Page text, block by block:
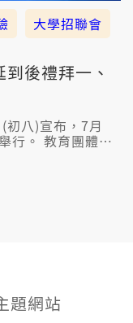
大學招聯會
後禮拜一、
初八)宣布，7月
行。 教育團體表
配套措施。
題網站